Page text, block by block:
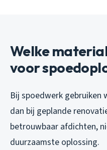
Welke
voor
Bij spoedwerk gebruiken
dan bij geplande
betrouwbaar afdichten,
duurzaamste oplossing.